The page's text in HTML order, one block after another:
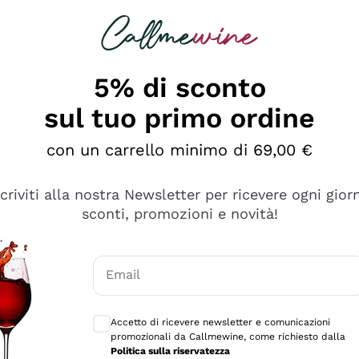
è male ma secondo me ci sono alternative che
5% di sconto
sul tuo primo ordine
con un carrello minimo di 69,00 €
alla nostra Newsletter per ricevere ogni
sconti, promozioni e novità!
Email
Accetto di ricevere newsletter e comunicazioni
promozionali da Callmewine, come richiesto dalla
Politica sulla riservatezza